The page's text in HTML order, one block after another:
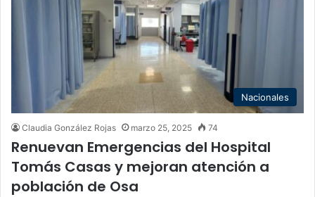
Nacionales
Claudia González Rojas marzo 25, 2025 74
Renuevan Emergencias del Hospital
Tomás Casas y mejoran atención a
población de Osa